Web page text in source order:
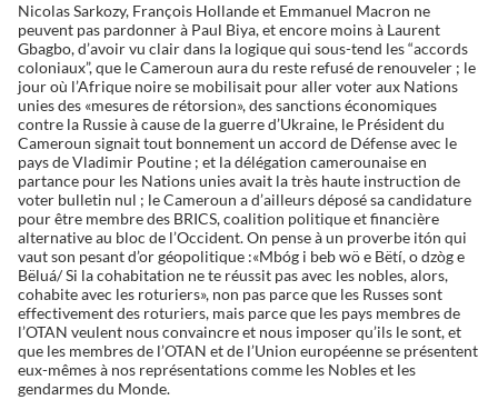
Nicolas Sarkozy, François Hollande et Emmanuel Macron ne
peuvent pas pardonner à Paul Biya, et encore moins à Laurent
Gbagbo, d’avoir vu clair dans la logique qui sous-tend les “accords
coloniaux”, que le Cameroun aura du reste refusé de renouveler ; le
jour où l’Afrique noire se mobilisait pour aller voter aux Nations
unies des «mesures de rétorsion», des sanctions économiques
contre la Russie à cause de la guerre d’Ukraine, le Président du
Cameroun signait tout bonnement un accord de Défense avec le
pays de Vladimir Poutine ; et la délégation camerounaise en
partance pour les Nations unies avait la très haute instruction de
voter bulletin nul ; le Cameroun a d’ailleurs déposé sa candidature
pour être membre des BRICS, coalition politique et financière
alternative au bloc de l’Occident. On pense à un proverbe itón qui
vaut son pesant d’or géopolitique :«Mbóg i beb wö e Bëtí, o dzòg e
Bëluá/ Si la cohabitation ne te réussit pas avec les nobles, alors,
cohabite avec les roturiers», non pas parce que les Russes sont
effectivement des roturiers, mais parce que les pays membres de
l’OTAN veulent nous convaincre et nous imposer qu’ils le sont, et
que les membres de l’OTAN et de l’Union européenne se présentent
eux-mêmes à nos représentations comme les Nobles et les
gendarmes du Monde.